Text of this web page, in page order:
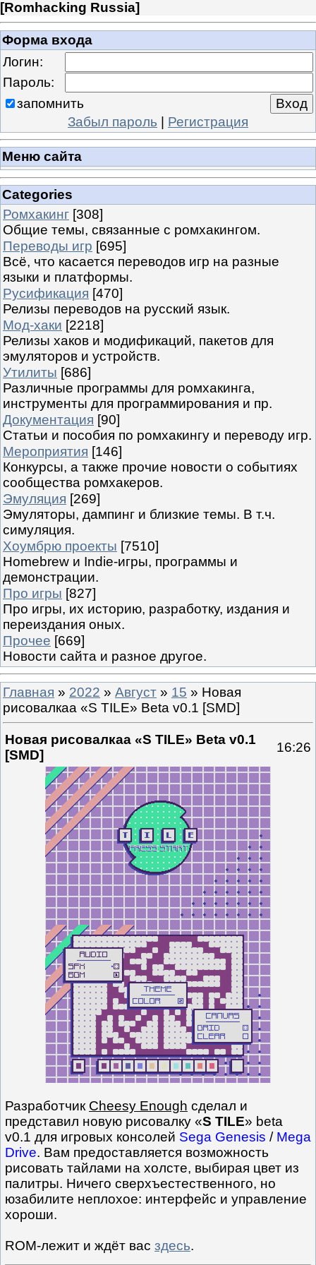
[Romhacking Russia]
Форма входа
Логин:
Пароль:
запомнить
Забыл пароль | Регистрация
Меню сайта
Categories
Ромхакинг [308]
Общие темы, связанные с ромхакингом.
Переводы игр [695]
Всё, что касается переводов игр на разные
языки и платформы.
Русификация [470]
Релизы переводов на русский язык.
Мод-хаки [2218]
Релизы хаков и модификаций, пакетов для
эмуляторов и устройств.
Утилиты [686]
Различные программы для ромхакинга,
инструменты для программирования и пр.
Документация [90]
Статьи и пособия по ромхакингу и переводу игр.
Мероприятия [146]
Конкурсы, а также прочие новости о событиях
сообщества ромхакеров.
Эмуляция [269]
Эмуляторы, дампинг и близкие темы. В т.ч.
симуляция.
Хоумбрю проекты [7510]
Homebrew и Indie-игры, программы и
демонстрации.
Про игры [827]
Про игры, их историю, разработку, издания и
переиздания оных.
Прочее [669]
Новости сайта и разное другое.
Главная » 2022 » Август » 15 » Новая
рисовалкаа «S TILE» Beta v0.1 [SMD]
Новая рисовалкаа «S TILE» Beta v0.1
[SMD]
16:26
Разработчик Cheesy Enough сделал и
представил новую рисовалку «S TILE» beta
v0.1 для игровых консолей Sega Genesis / Mega
Drive. Вам предоставляется возможность
рисовать тайлами на холсте, выбирая цвет из
палитры. Ничего сверхъестественного, но
юзабилите неплохое: интерфейс и управление
хороши.
ROM-лежит и ждёт вас здесь.